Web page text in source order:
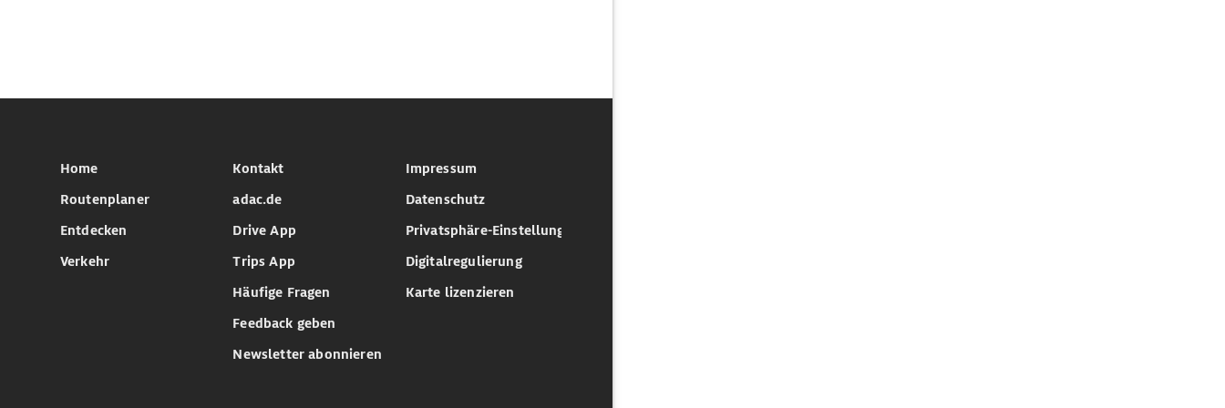
Home
Routenplaner
Entdecken
Verkehr
Kontakt
adac.de
Drive App
Trips App
Häufige Fragen
Feedback geben
Newsletter abonnieren
Impressum
Datenschutz
Privatsphäre-Einstellungen
Digitalregulierung
Karte lizenzieren